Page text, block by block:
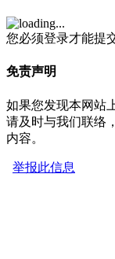
您必须登录才能提
免责声明
如果您发现本网站
请及时与我们联络
内容。
举报此信息